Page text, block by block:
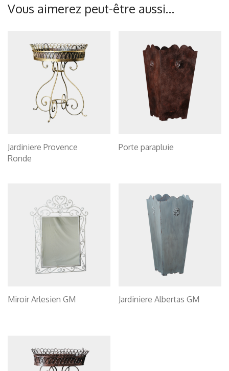
Vous aimerez peut-être aussi…
Jardiniere Provence
Ronde
Porte parapluie
Miroir Arlesien GM Jardiniere Albertas GM